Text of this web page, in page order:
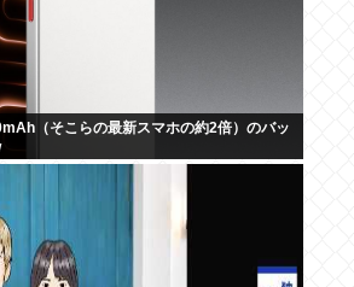
（そこらの最新スマホの約2倍）のバッ